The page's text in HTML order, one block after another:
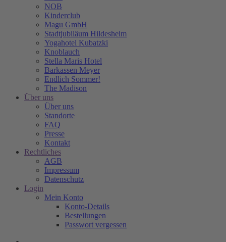
NOB
Kinderclub
Magu GmbH
Stadtjubiläum Hildesheim
Yogahotel Kubatzki
Knoblauch
Stella Maris Hotel
Barkassen Meyer
Endlich Sommer!
The Madison
Über uns
Über uns
Standorte
FAQ
Presse
Kontakt
Rechtliches
AGB
Impressum
Datenschutz
Login
Mein Konto
Konto-Details
Bestellungen
Passwort vergessen